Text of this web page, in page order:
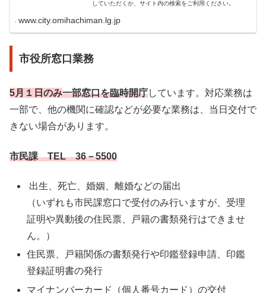
していただくか、サイト内の検索をご利用ください。
www.city.omihachiman.lg.jp
市役所窓口業務
5月１日のみ一部窓口を臨時開庁しています。対応業務は
一部で、他の機関に確認などが必要な業務は、当日交付で
きない場合があります。
市民課 TEL 36－5500
出生、死亡、婚姻、離婚などの届出
（いずれも市民課窓口で受付のみ行いますが、受理
証明や異動後の住民票、戸籍の書類発行はできませ
ん。）
住民票、戸籍関係の書類発行や印鑑登録申請、印鑑
登録証明書の発行
マイナンバーカード（個人番号カード）の交付